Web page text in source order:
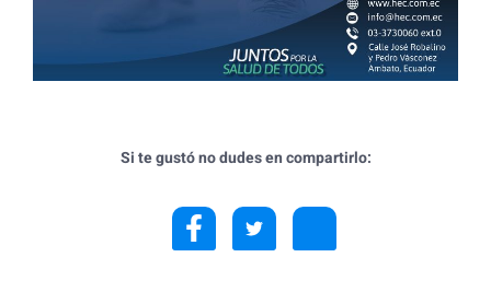
Si te gustó no dudes en compartirlo: